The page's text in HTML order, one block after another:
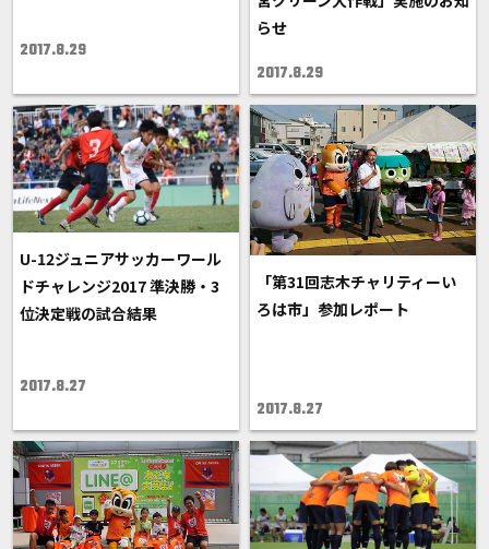
2017.8.29
らせ
2017.8.29
U-12ジュニアサッカーワール
ドチャレンジ2017 準決勝・3
位決定戦の試合結果
2017.8.27
「第31回志木チャリティーい
ろは市」参加レポート
2017.8.27